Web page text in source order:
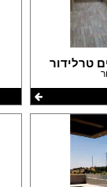
פורום שיפוצים
עיצוב פנים
אדריכלות
תאורה
מטבחים
טרלידור